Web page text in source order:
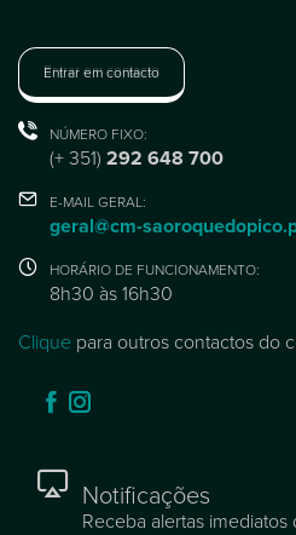
Entrar em contacto
NÚMERO FIXO:
(+ 351) 292 648 700
E-MAIL GERAL:
geral@cm-
HORÁRIO DE FUNCIONAMENTO:
8h30 às 16h30
Clique para outros contactos do
Notificações
Receba alertas